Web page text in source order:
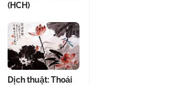
(HCH)
Dịch thuật: Thoái